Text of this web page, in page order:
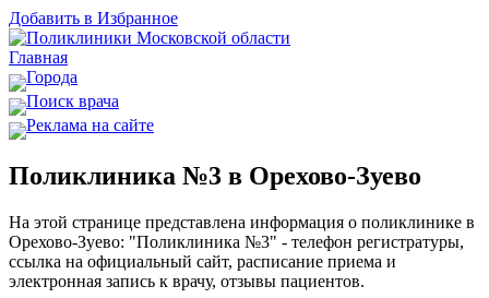
Добавить в Избранное
Главная
Города
Поиск врача
Реклама на сайте
Поликлиника №3 в Орехово-Зуево
На этой странице представлена информация о поликлинике в
Орехово-Зуево: "Поликлиника №3" - телефон регистратуры,
ссылка на официальный сайт, расписание приема и
электронная запись к врачу, отзывы пациентов.